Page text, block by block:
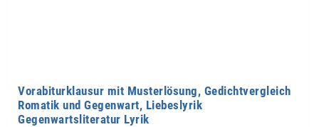
Vorabiturklausur mit Musterlösung, Gedichtvergleich
Romatik und Gegenwart, Liebeslyrik
Gegenwartsliteratur Lyrik